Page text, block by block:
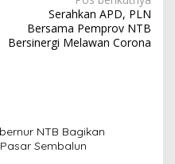
Serahkan APD, PLN
Bersama Pemprov NTB
Bersinergi Melawan Corona
NTB Bagikan
Sembalun